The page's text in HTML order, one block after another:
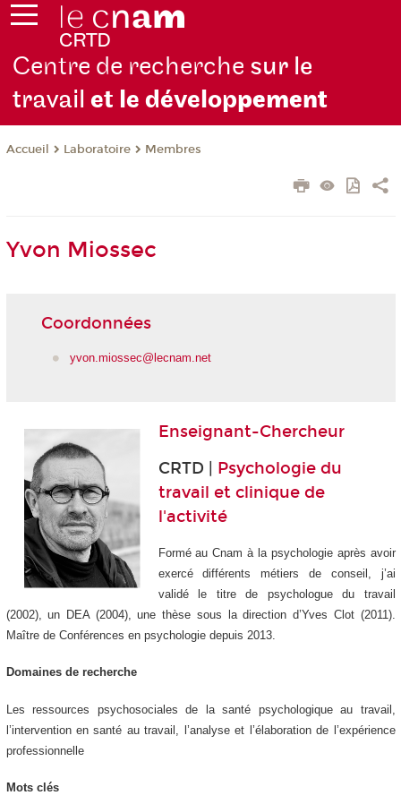
Centre de recherche sur le
travailet le développement
Accueil Laboratoire Membres
Yvon Miossec
Coordonnées
yvon.miossec@lecnam.net
Enseignant-Chercheur
CRTD | Psychologie du
travail et clinique de
l'activité
Formé au Cnam à la psychologie après avoir
exercé différents métiers de conseil, j’ai
validé le titre de psychologue du travail
(2002), un DEA (2004), une thèse sous la direction d’Yves Clot (2011).
Maître de Conférences en psychologie depuis 2013.
Domaines de recherche
Les ressources psychosociales de la santé psychologique au travail,
l’intervention en santé au travail, l’analyse et l’élaboration de l’expérience
professionnelle
Mots clés